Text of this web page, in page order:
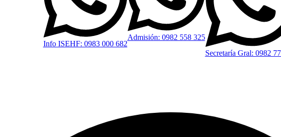
Info ISEHF: 0983 000 682
Admisión: 0982 558 325
Secretaría Gral: 0982